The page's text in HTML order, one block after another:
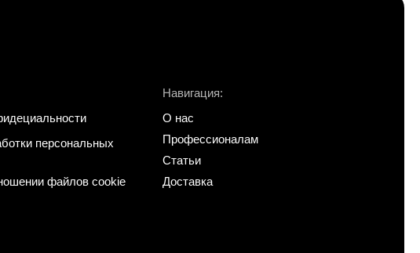
персональных
файлов cookie
Навигация:
О нас
Профессионалам
Статьи
Доставка